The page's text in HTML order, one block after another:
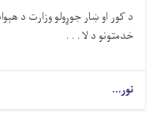
د کور او ښار جوړولو وزارت د
خدمتونو د لا . . .
نور...